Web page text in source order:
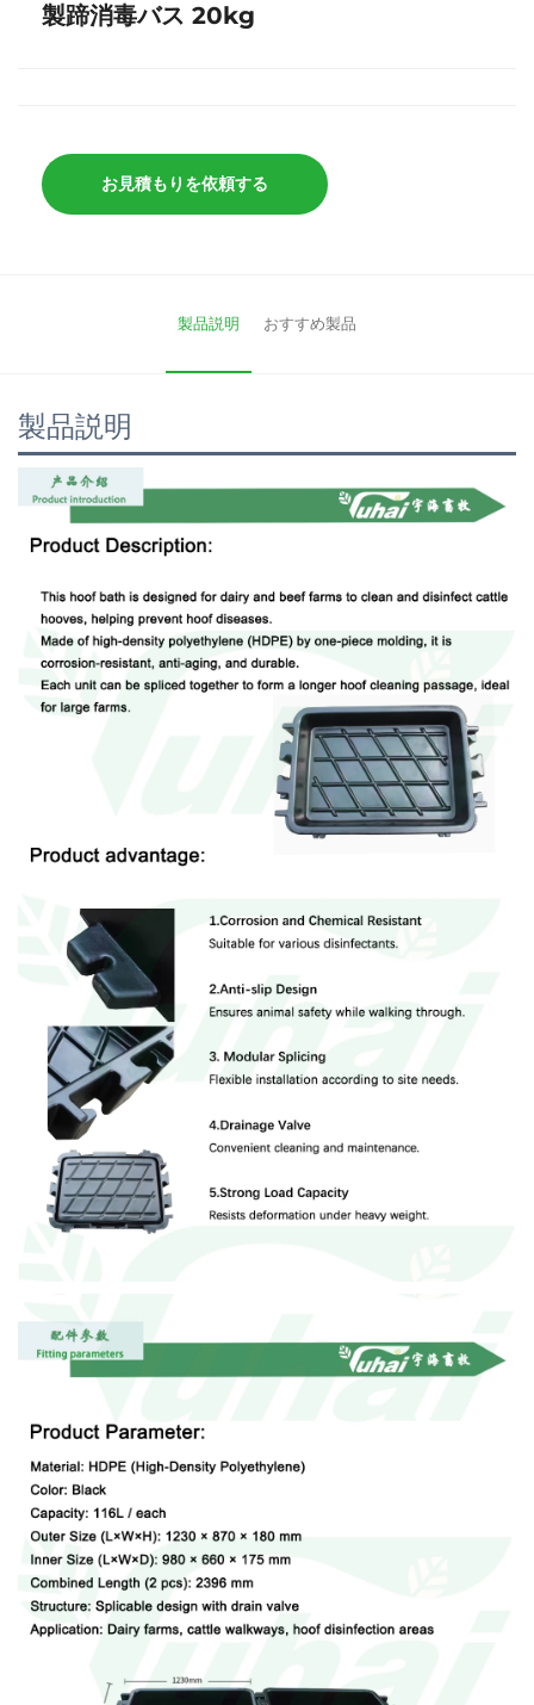
製蹄消毒バス 20kg
お見積もりを依頼する
製品説明 おすすめ製品
製品説明